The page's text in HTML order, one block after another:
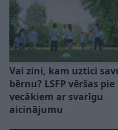
Vai zini, kam uztici
bērnu? LSFP vēršas pie
vecākiem ar svarīgu
aicinājumu